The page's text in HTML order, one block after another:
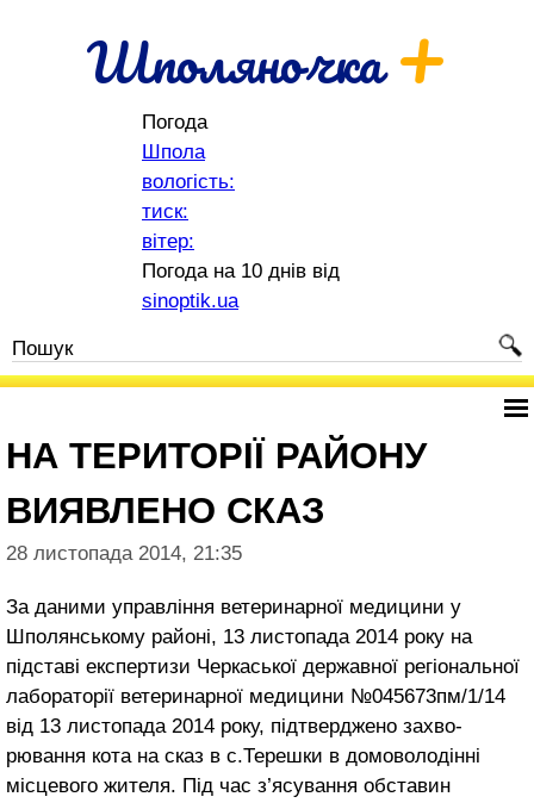
Шполяночка+
Погода
Шпола
вологість:
тиск:
вітер:
Погода на 10 днів від
sinoptik.ua
НА ТЕРИТОРІЇ РАЙОНУ
ВИЯВЛЕНО СКАЗ
28 листопада 2014, 21:35
За даними управління ветеринарної медицини у
Шполянському районі, 13 листопада 2014 року на
підставі експертизи Черкаської державної регіональної
лабораторії ветеринарної медицини №045673пм/1/14
від 13 листопа­да 2014 року, підтверджено захво­
рювання кота на сказ в с.Терешки в домоволодінні
місцевого жите­ля. Під час з’ясування обставин